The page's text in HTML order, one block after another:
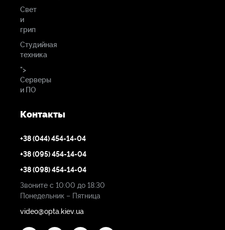
Вес:
3,4 кг (только камера)
Камера
Сенсор:
Разрешение:
1920x1080 (эфф.)
Цветоделение:
Свет
и
грип
Студийная
техника
">
Серверы
и ПО
Контакты
+38 (044) 454-14-04
+38 (095) 454-14-04
+38 (098) 454-14-04
Звоните с 10:00 до 18:30
Понедельник – Пятница
video@opta.kiev.ua